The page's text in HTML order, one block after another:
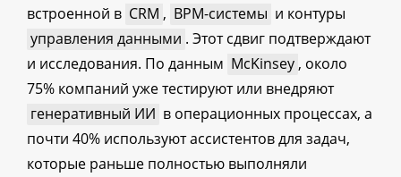
встроенной в CRM , BPM-системы и контуры
управления данными . Этот сдвиг подтверждают
и исследования. По данным McKinsey , около
75% компаний уже тестируют или внедряют
генеративный ИИ в операционных процессах, а
почти 40% используют ассистентов для задач,
которые раньше полностью выполняли